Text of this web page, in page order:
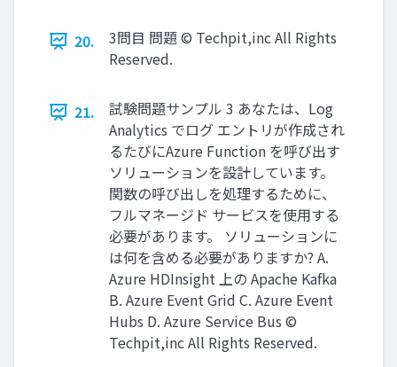
20.
3問目 問題 © Techpit,inc All Rights
Reserved.
21.
試験問題サンプル 3 あなたは、Log
Analytics でログ エントリが作成され
るたびにAzure Function を呼び出す
ソリューションを設計しています。
関数の呼び出しを処理するために、
フルマネージド サービスを使用する
必要があります。 ソリューションに
は何を含める必要がありますか? A.
Azure HDInsight 上の Apache Kafka
B. Azure Event Grid C. Azure Event
Hubs D. Azure Service Bus ©
Techpit,inc All Rights Reserved.